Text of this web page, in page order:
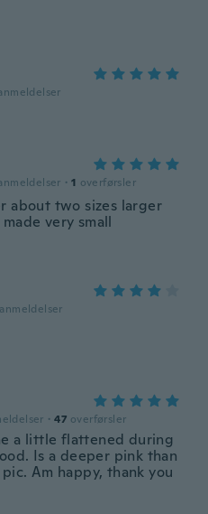
· 1 overførsler
about two sizes larger
very small
anmeldelser
· 47 overførsler
a little flattened during
Is a deeper pink than
Am happy, thank you